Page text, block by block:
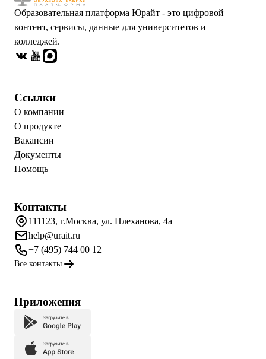
Образовательная платформа Юрайт - это цифровой
контент, сервисы, данные для университетов и
колледжей.
Ссылки
О компании
О продукте
Вакансии
Документы
Помощь
Контакты
111123, г.Москва, ул. Плеханова, 4а
help@urait.ru
+7 (495) 744 00 12
Все контакты
Приложения